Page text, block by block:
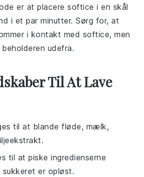
er at placeresoftice i en skål
i et par minutter. Sørg for, at
i kontakt med softice, men
udefra.
Til At Lave
til at blande fløde, mælk,
til at piske ingredienserne
sukkeret er opløst.